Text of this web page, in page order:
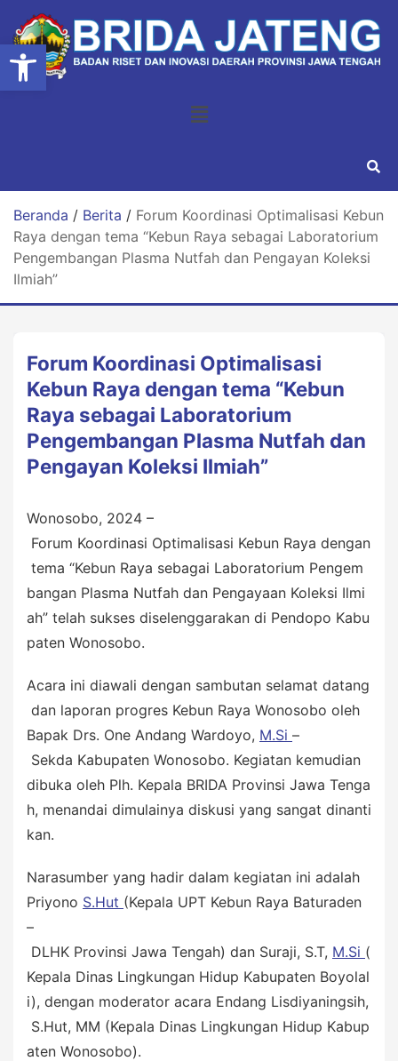
Open toolbar
Beranda / Berita / Forum Koordinasi Optimalisasi Kebun
Raya dengan tema “Kebun Raya sebagai Laboratorium
Pengembangan Plasma Nutfah dan Pengayan Koleksi
Ilmiah”
Forum Koordinasi Optimalisasi
Kebun Raya dengan tema “Kebun
Raya sebagai Laboratorium
Pengembangan Plasma Nutfah dan
Pengayan Koleksi Ilmiah”
Wonosobo, 2024 –
Forum Koordinasi Optimalisasi Kebun Raya dengan
tema “Kebun Raya sebagai Laboratorium Pengem
bangan Plasma Nutfah dan Pengayaan Koleksi Ilmi
ah” telah sukses diselenggarakan di Pendopo Kabu
paten Wonosobo.
Acara ini diawali dengan sambutan selamat datang
dan laporan progres Kebun Raya Wonosobo oleh
Bapak Drs. One Andang Wardoyo, M.Si –
Sekda Kabupaten Wonosobo. Kegiatan kemudian
dibuka oleh Plh. Kepala BRIDA Provinsi Jawa Tenga
h, menandai dimulainya diskusi yang sangat dinanti
kan.
Narasumber yang hadir dalam kegiatan ini adalah
Priyono S.Hut (Kepala UPT Kebun Raya Baturaden
–
DLHK Provinsi Jawa Tengah) dan Suraji, S.T, M.Si (
Kepala Dinas Lingkungan Hidup Kabupaten Boyolal
i), dengan moderator acara Endang Lisdiyaningsih,
S.Hut, MM (Kepala Dinas Lingkungan Hidup Kabup
aten Wonosobo).